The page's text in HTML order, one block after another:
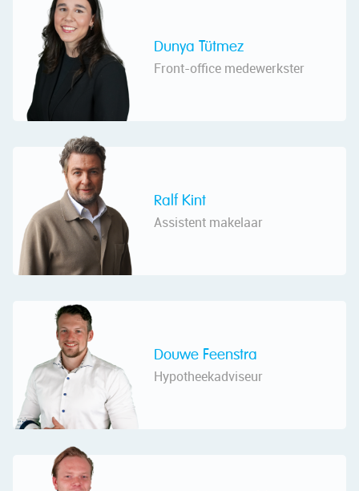
Dunya Tütmez
Front-office medewerkster
Ralf Kint
Assistent makelaar
Douwe Feenstra
Hypotheekadviseur